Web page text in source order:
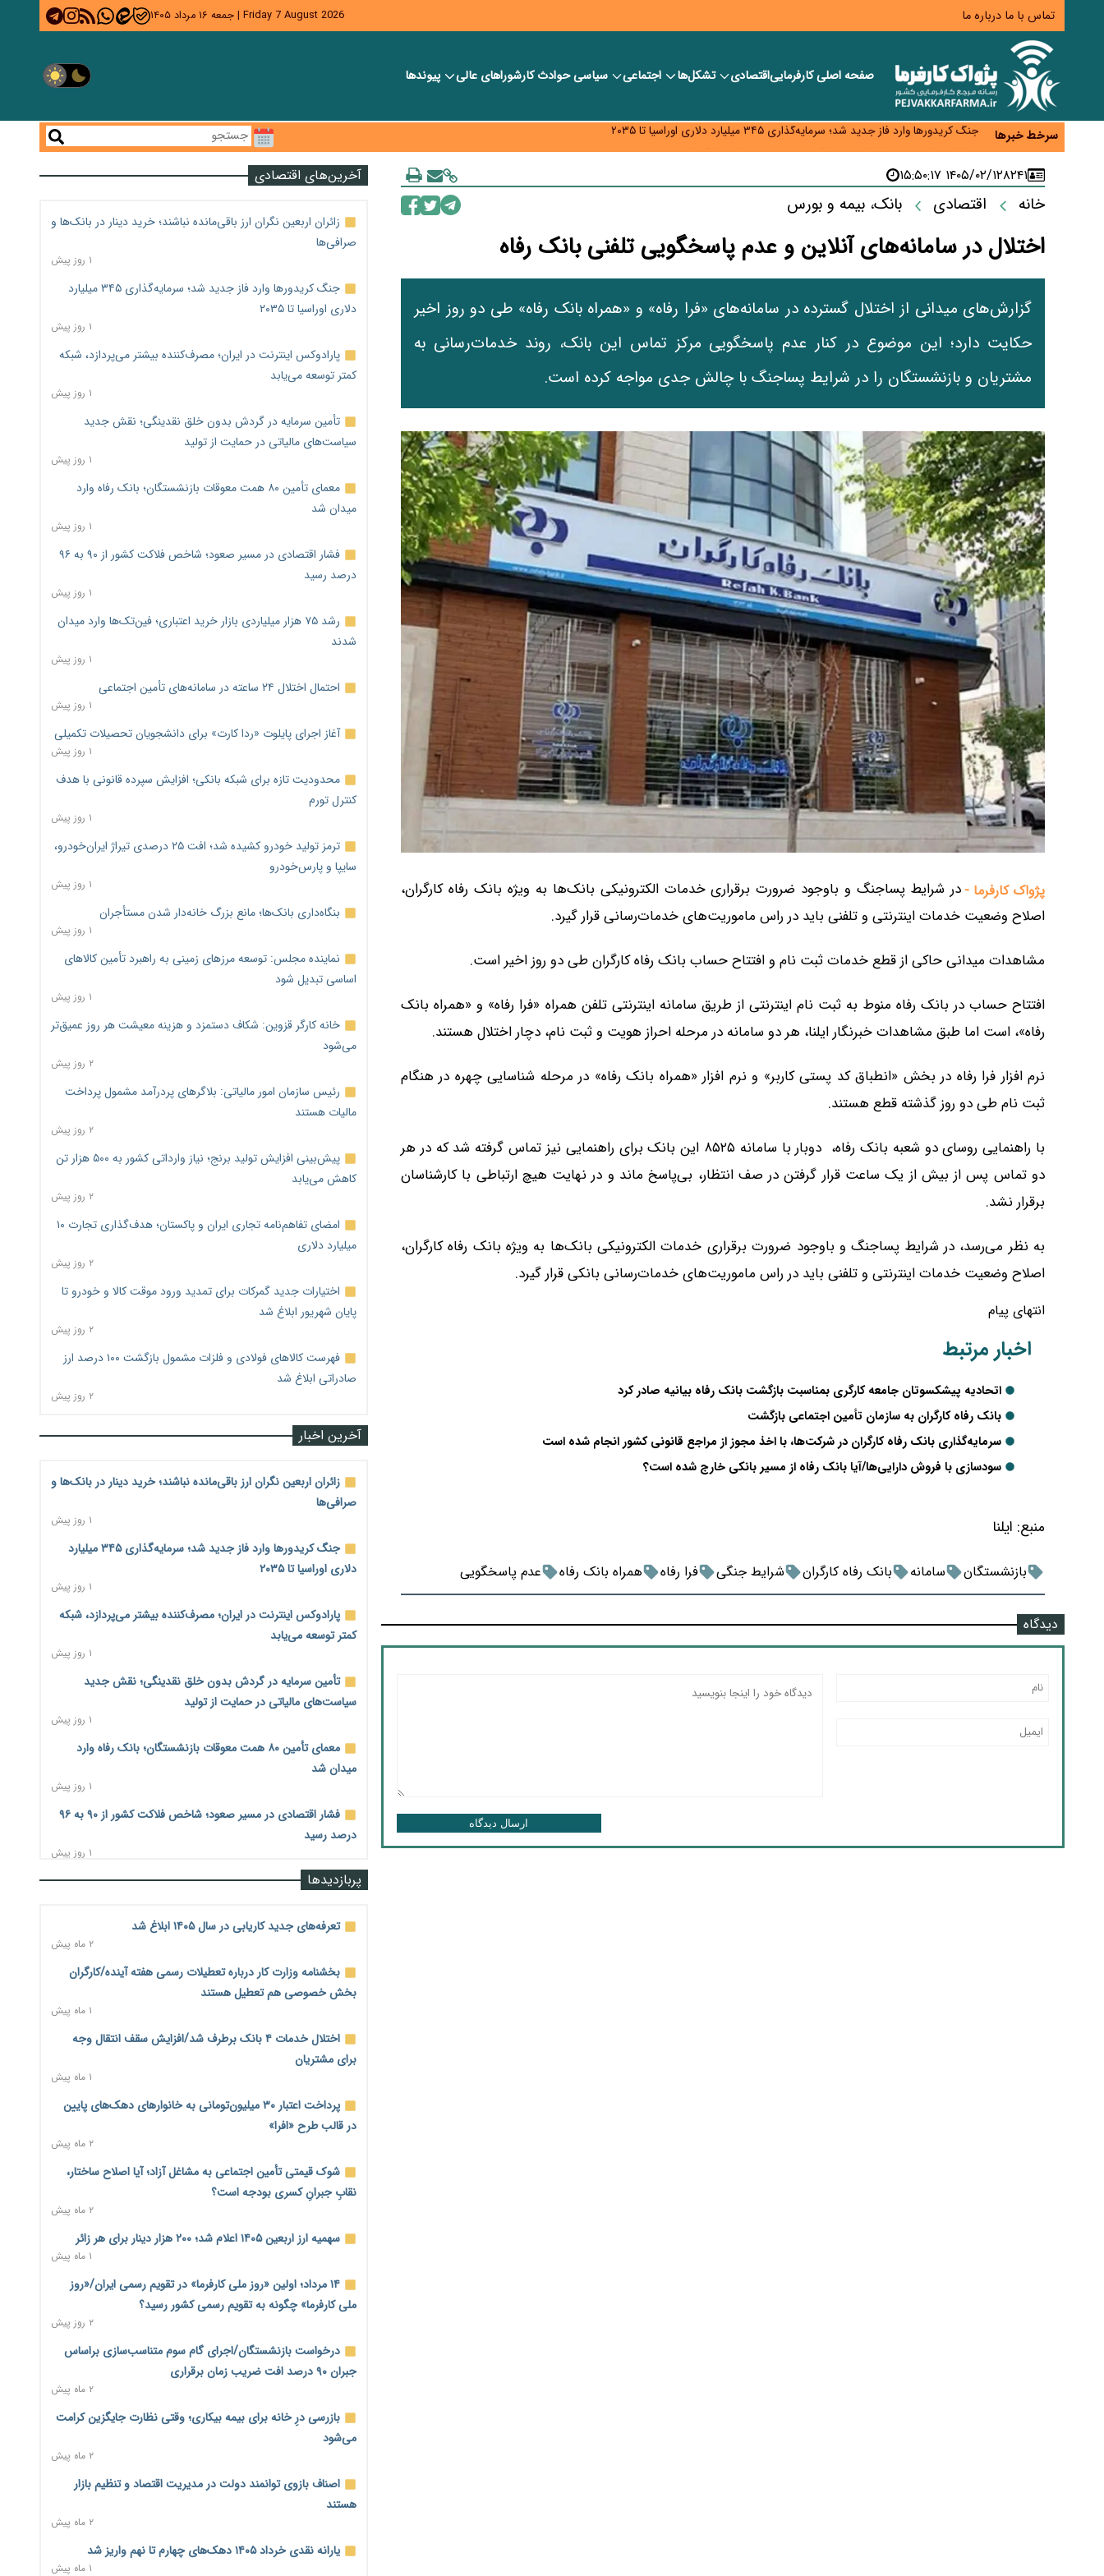
تماس با ما درباره ما Friday 7 August 2026
| جمعه ۱۶ مرداد ۱۴۰۵
صفحه اصلیکارفرماییاقتصادی تشکل‌ها اجتماعی سیاسیحوادث کارشورا‎های عالی پیوندها
سرخط خبرها
زائران اربعین نگران ارز باقی‌مانده نباشند؛ خرید دینار در بانک‌ها و صرافی‌ها
جنگ کریدورها وارد فاز جدید شد؛ سرمایه‌گذاری ۳۴۵ میلیارد دلاری اوراسیا تا ۲۰۳۵
پارادوکس اینترنت در ایران؛ مصرف‌کننده بیشتر می‌پردازد، شبکه کمتر توسعه می‌یابد
معمای تأمین ۸۰ همت معوقات بازنشستگان؛ بانک رفاه وارد میدان شد
۸۲۴۱۱۴۰۵/۰۲/۱۲ ۱۵:۵۰:۱۷
خانه اقتصادی بانک، بیمه و بورس
اختلال در سامانه‌های آنلاین و عدم پاسخگویی تلفنی بانک رفاه
گزارش‌های میدانی از اختلال گسترده در سامانه‌های «فرا رفاه» و «همراه بانک رفاه» طی دو روز اخیر
حکایت دارد؛ این موضوع در کنار عدم پاسخگویی مرکز تماس این بانک، روند خدمات‌رسانی به
مشتریان و بازنشستگان را در شرایط پساجنگ با چالش جدی مواجه کرده است.
پژواک کارفرما - در شرایط پساجنگ و باوجود ضرورت برقراری خدمات الکترونیکی بانک‌ها به ویژه بانک رفاه کارگران،
اصلاح وضعیت خدمات اینترنتی و تلفنی باید در راس ماموریت‌های خدمات‌رسانی قرار گیرد.
مشاهدات میدانی حاکی از قطع خدمات ثبت نام و افتتاح حساب بانک رفاه کارگران طی دو روز اخیر است.
افتتاح حساب در بانک رفاه منوط به ثبت نام اینترنتی از طریق سامانه اینترنتی تلفن همراه «فرا رفاه» و «همراه بانک
رفاه»، است اما طبق مشاهدات خبرنگار ایلنا، هر دو سامانه در مرحله احراز هویت و ثبت نام، دچار اختلال هستند.
نرم افزار فرا رفاه در بخش «انطباق کد پستی کاربر» و نرم افزار «همراه بانک رفاه» در مرحله شناسایی چهره در هنگام
ثبت نام طی دو روز گذشته قطع هستند.
با راهنمایی روسای دو شعبه بانک رفاه، دوبار با سامانه ۸۵۲۵ این بانک برای راهنمایی نیز تماس گرفته شد که در هر
دو تماس پس از بیش از یک ساعت قرار گرفتن در صف انتظار، بی‌پاسخ ماند و در نهایت هیچ ارتباطی با کارشناسان
برقرار نشد.
به نظر می‌رسد، در شرایط پساجنگ و باوجود ضرورت برقراری خدمات الکترونیکی بانک‌ها به ویژه بانک رفاه کارگران،
اصلاح وضعیت خدمات اینترنتی و تلفنی باید در راس ماموریت‌های خدمات‌رسانی بانکی قرار گیرد.
انتهای پیام
اخبار مرتبط
اتحادیه پیشکسوتان جامعه کارگری بمناسبت بازگشت بانک رفاه بیانیه صادر کرد
بانک رفاه کارگران به سازمان تأمین اجتماعی بازگشت
سرمایه‌گذاری بانک رفاه کارگران در شرکت‌ها، با اخذ مجوز از مراجع قانونی کشور انجام شده است
سودسازی با فروش دارایی‌ها/آیا بانک رفاه از مسیر بانکی خارج شده است؟
منبع: ایلنا
بازنشستگان سامانه بانک رفاه کارگران شرایط جنگی فرا رفاه همراه بانک رفاه عدم پاسخگویی
دیدگاه
ارسال دیدگاه
آخرین‌های اقتصادی
زائران اربعین نگران ارز باقی‌مانده نباشند؛ خرید دینار در بانک‌ها و
صرافی‌ها
۱ روز پیش
جنگ کریدورها وارد فاز جدید شد؛ سرمایه‌گذاری ۳۴۵ میلیارد
دلاری اوراسیا تا ۲۰۳۵
۱ روز پیش
پارادوکس اینترنت در ایران؛ مصرف‌کننده بیشتر می‌پردازد، شبکه
کمتر توسعه می‌یابد
۱ روز پیش
تأمین سرمایه در گردش بدون خلق نقدینگی؛ نقش جدید
سیاست‌های مالیاتی در حمایت از تولید
۱ روز پیش
معمای تأمین ۸۰ همت معوقات بازنشستگان؛ بانک رفاه وارد
میدان شد
۱ روز پیش
فشار اقتصادی در مسیر صعود؛ شاخص فلاکت کشور از ۹۰ به ۹۶
درصد رسید
۱ روز پیش
رشد ۷۵ هزار میلیاردی بازار خرید اعتباری؛ فین‌تک‌ها وارد میدان
شدند
۱ روز پیش
احتمال اختلال ۲۴ ساعته در سامانه‌های تأمین اجتماعی
۱ روز پیش
آغاز اجرای پایلوت «ردا کارت» برای دانشجویان تحصیلات تکمیلی
۱ روز پیش
محدودیت تازه برای شبکه بانکی؛ افزایش سپرده قانونی با هدف
کنترل تورم
۱ روز پیش
ترمز تولید خودرو کشیده شد؛ افت ۲۵ درصدی تیراژ ایران‌خودرو،
سایپا و پارس‌خودرو
۱ روز پیش
بنگاه‌داری بانک‌ها؛ مانع بزرگ خانه‌دار شدن مستأجران
۱ روز پیش
نماینده مجلس: توسعه مرزهای زمینی به راهبرد تأمین کالاهای
اساسی تبدیل شود
۱ روز پیش
خانه کارگر قزوین: شکاف دستمزد و هزینه معیشت هر روز عمیق‌تر
می‌شود
۲ روز پیش
رئیس سازمان امور مالیاتی: بلاگرهای پردرآمد مشمول پرداخت
مالیات هستند
۲ روز پیش
پیش‌بینی افزایش تولید برنج؛ نیاز وارداتی کشور به ۵۰۰ هزار تن
کاهش می‌یابد
۲ روز پیش
امضای تفاهم‌نامه تجاری ایران و پاکستان؛ هدف‌گذاری تجارت ۱۰
میلیارد دلاری
۲ روز پیش
اختیارات جدید گمرکات برای تمدید ورود موقت کالا و خودرو تا
پایان شهریور ابلاغ شد
۲ روز پیش
فهرست کالاهای فولادی و فلزات مشمول بازگشت ۱۰۰ درصد ارز
صادراتی ابلاغ شد
۲ روز پیش
آخرین اخبار
زائران اربعین نگران ارز باقی‌مانده نباشند؛ خرید دینار در بانک‌ها و
صرافی‌ها
۱ روز پیش
جنگ کریدورها وارد فاز جدید شد؛ سرمایه‌گذاری ۳۴۵ میلیارد
دلاری اوراسیا تا ۲۰۳۵
۱ روز پیش
پارادوکس اینترنت در ایران؛ مصرف‌کننده بیشتر می‌پردازد، شبکه
کمتر توسعه می‌یابد
۱ روز پیش
تأمین سرمایه در گردش بدون خلق نقدینگی؛ نقش جدید
سیاست‌های مالیاتی در حمایت از تولید
۱ روز پیش
معمای تأمین ۸۰ همت معوقات بازنشستگان؛ بانک رفاه وارد
میدان شد
۱ روز پیش
فشار اقتصادی در مسیر صعود؛ شاخص فلاکت کشور از ۹۰ به ۹۶
درصد رسید
۱ روز پیش
رشد ۷۵ هزار میلیاردی بازار خرید اعتباری؛ فین‌تک‌ها وارد میدان
۱ روز پیش
آغاز اجرای پایلوت «ردا کارت» برای دانشجویان تحصیلات تکمیلی
۱ روز پیش
محدودیت تازه برای شبکه بانکی؛ افزایش سپرده قانونی با هدف
کنترل تورم
۱ روز پیش
ترمز تولید خودرو کشیده شد؛ افت ۲۵ درصدی تیراژ ایران‌خودرو،
سایپا و پارس‌خودرو
۱ روز پیش
بنگاه‌داری بانک‌ها؛ مانع بزرگ خانه‌دار شدن مستأجران
نماینده مجلس: توسعه مرزهای زمینی به راهبرد تأمین کالاهای
اساسی تبدیل شود
۱ روز پیش
خانه کارگر قزوین: شکاف دستمزد و هزینه معیشت هر روز عمیق‌تر
می‌شود
۲ روز پیش
رئیس سازمان امور مالیاتی: بلاگرهای پردرآمد مشمول پرداخت
مالیات هستند
۲ روز پیش
پیش‌بینی افزایش تولید برنج؛ نیاز وارداتی کشور به ۵۰۰ هزار تن
کاهش می‌یابد
۲ روز پیش
میلیارد دلاری
۲ روز پیش
اختیارات جدید گمرکات برای تمدید ورود موقت کالا و خودرو تا
پربازدیدها
تعرفه‌های جدید کاریابی در سال ۱۴۰۵ ابلاغ شد
۲ ماه پیش
بخشنامه وزارت کار درباره تعطیلات رسمی هفته آینده/کارگران
بخش خصوصی هم تعطیل هستند
۱ ماه پیش
اختلال خدمات ۴ بانک برطرف شد/افزایش سقف انتقال وجه
برای مشتریان
۱ ماه پیش
پرداخت اعتبار ۳۰ میلیون‌تومانی به خانوارهای دهک‌های پایین
در قالب طرح «افرا»
۲ ماه پیش
شوک قیمتی تأمین اجتماعی به مشاغل آزاد؛ آیا اصلاح ساختار،
نقابِ جبرانِ کسری بودجه است؟
۲ ماه پیش
سهمیه ارز اربعین ۱۴۰۵ اعلام شد؛ ۲۰۰ هزار دینار برای هر زائر
۱ ماه پیش
۱۴ مرداد؛ اولین «روز ملی کارفرما» در تقویم رسمی ایران/«روز
ملی کارفرما» چگونه به تقویم رسمی کشور رسید؟
۲ روز پیش
درخواست بازنشستگان/اجرای گام سوم متناسب‌سازی براساس
جبران ۹۰ درصد افت ضریب زمان برقراری
۲ ماه پیش
بازرسی درِ خانه برای بیمه بیکاری؛ وقتی نظارت جایگزین کرامت
می‌شود
۲ ماه پیش
اصناف بازوی توانمند دولت در مدیریت اقتصاد و تنظیم بازار
هستند
۲ ماه پیش
یارانه نقدی خرداد ۱۴۰۵ دهک‌های چهارم تا نهم واریز شد
۱ ماه پیش